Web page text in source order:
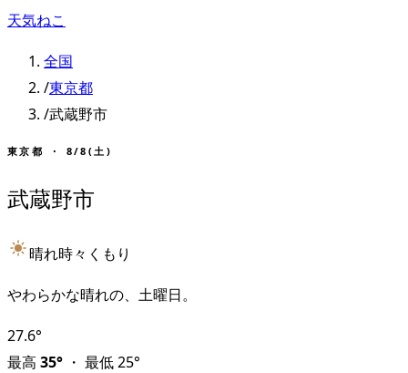
天気ねこ
全国
/東京都
/武蔵野市
東京都 ・ 8/8(土)
武蔵野市
晴れ時々くもり
やわらかな晴れの、土曜日。
27.6°
最高 35° ・ 最低25°